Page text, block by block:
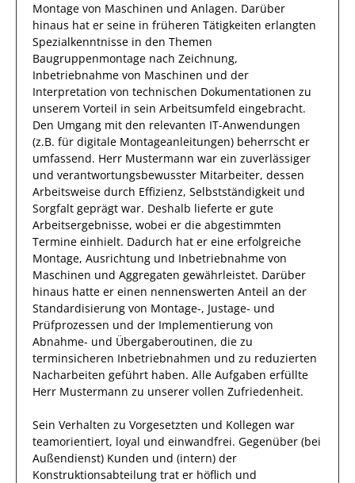
Montage von Maschinen und Anlagen. Darüber
hinaus hat er seine in früheren Tätigkeiten erlangten
Spezialkenntnisse in den Themen
Baugruppenmontage nach Zeichnung,
Inbetriebnahme von Maschinen und der
Interpretation von technischen Dokumentationen zu
unserem Vorteil in sein Arbeitsumfeld eingebracht.
Den Umgang mit den relevanten IT-Anwendungen
(z.B. für digitale Montageanleitungen) beherrscht er
umfassend. Herr Mustermann war ein zuverlässiger
und verantwortungsbewusster Mitarbeiter, dessen
Arbeitsweise durch Effizienz, Selbstständigkeit und
Sorgfalt geprägt war. Deshalb lieferte er gute
Arbeitsergebnisse, wobei er die abgestimmten
Termine einhielt. Dadurch hat er eine erfolgreiche
Montage, Ausrichtung und Inbetriebnahme von
Maschinen und Aggregaten gewährleistet. Darüber
hinaus hatte er einen nennenswerten Anteil an der
Standardisierung von Montage-, Justage- und
Prüfprozessen und der Implementierung von
Abnahme- und Übergaberoutinen, die zu
terminsicheren Inbetriebnahmen und zu reduzierten
Nacharbeiten geführt haben. Alle Aufgaben erfüllte
Herr Mustermann zu unserer vollen Zufriedenheit.
Sein Verhalten zu Vorgesetzten und Kollegen war
teamorientiert, loyal und einwandfrei. Gegenüber (bei
Außendienst) Kunden und (intern) der
Konstruktionsabteilung trat er höflich und